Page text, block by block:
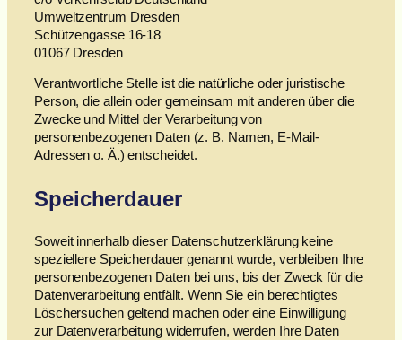
Umweltzentrum Dresden
Schützengasse 16-18
01067 Dresden
Verantwortliche Stelle ist die natürliche oder juristische
Person, die allein oder gemeinsam mit anderen über die
Zwecke und Mittel der Verarbeitung von
personenbezogenen Daten (z. B. Namen, E-Mail-
Adressen o. Ä.) entscheidet.
Speicherdauer
Soweit innerhalb dieser Datenschutzerklärung keine
speziellere Speicherdauer genannt wurde, verbleiben Ihre
personenbezogenen Daten bei uns, bis der Zweck für die
Datenverarbeitung entfällt. Wenn Sie ein berechtigtes
Löschersuchen geltend machen oder eine Einwilligung
zur Datenverarbeitung widerrufen, werden Ihre Daten